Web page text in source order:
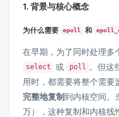
1. 背景与核心概念
为什么需要 epoll 和
在早期，为了同时处理多
select 或 poll 。但这
用时，都需要将整个需要
完整地复制到内核空间。
万），这种复制和内核线